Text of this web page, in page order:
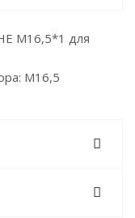
M16,5*1 для
М16,5